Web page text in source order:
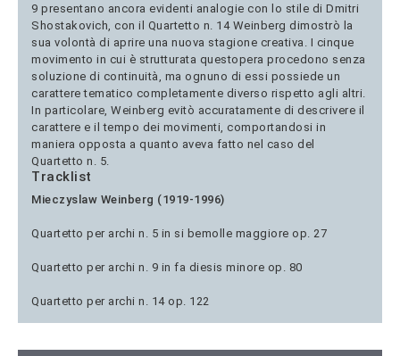
9 presentano ancora evidenti analogie con lo stile di Dmitri
Shostakovich, con il Quartetto n. 14 Weinberg dimostrò la
sua volontà di aprire una nuova stagione creativa. I cinque
movimento in cui è strutturata questopera procedono senza
soluzione di continuità, ma ognuno di essi possiede un
carattere tematico completamente diverso rispetto agli altri.
In particolare, Weinberg evitò accuratamente di descrivere il
carattere e il tempo dei movimenti, comportandosi in
maniera opposta a quanto aveva fatto nel caso del
Quartetto n. 5.
Tracklist
Mieczyslaw Weinberg (1919-1996)
Quartetto per archi n. 5 in si bemolle maggiore op. 27
Quartetto per archi n. 9 in fa diesis minore op. 80
Quartetto per archi n. 14 op. 122